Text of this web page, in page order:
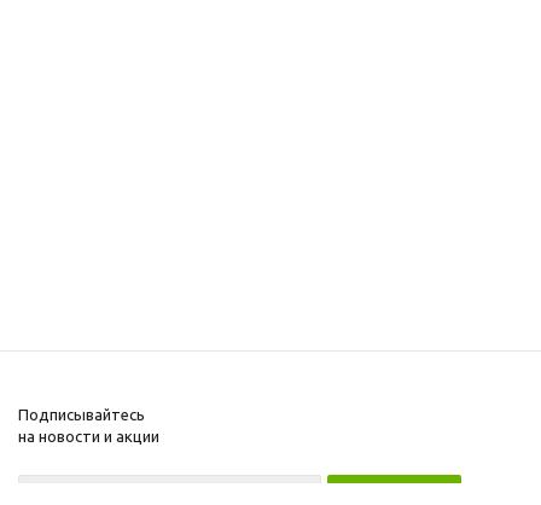
Подписывайтесь
на новости и акции